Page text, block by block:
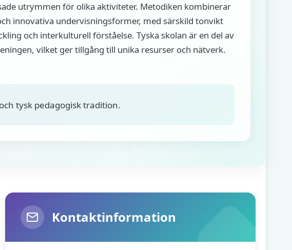
utrymmen för olika aktiviteter. Metodiken kombinerar
innovativa undervisningsformer, med särskild tonvikt
och interkulturell förståelse. Tyska skolan är en del av
vilket ger tillgång till unika resurser och nätverk.
tysk pedagogisk tradition.
Kontaktinformation